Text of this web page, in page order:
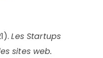
Les Startups
sites web.